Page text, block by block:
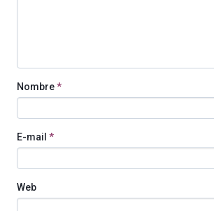
Nombre*
E-mail *
Web